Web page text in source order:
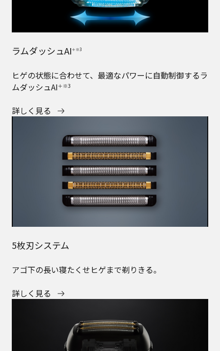
ラムダッシュAI＋※3
ヒゲの状態に合わせて、最適なパワーに自動制御するラ
ムダッシュAI＋※3
詳しく見る
5枚刃システム
アゴ下の長い寝たくせヒゲまで剃りきる。
詳しく見る